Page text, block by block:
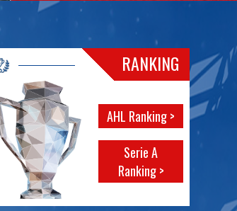
RANKING
AHL Ranking >
Serie A
Ranking >